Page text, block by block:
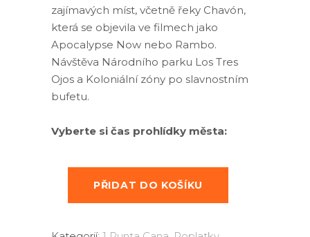
zajímavých míst, včetně řeky Chavón,
která se objevila ve filmech jako
Apocalypse Now nebo Rambo.
Návštěva Národního parku Los Tres
Ojos a Koloniální zóny po slavnostním
bufetu.
Vyberte si čas prohlídky města:
PŘIDAT DO KOŠÍKU